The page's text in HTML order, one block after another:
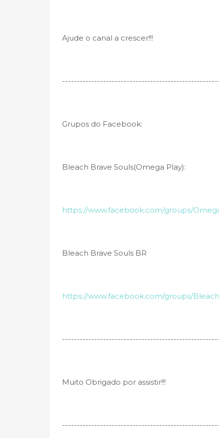
Ajude o canal a crescer!!!
Grupos do Facebook:
Bleach Brave Souls(Omega Play):
https://www.facebook.com/groups/
Bleach Brave Souls BR
https://www.facebook.com/groups/
Muito Obrigado por assistir!!!
----------------------------------------­­